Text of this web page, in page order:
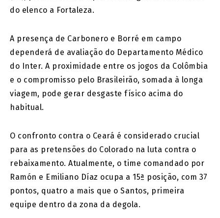
do elenco a Fortaleza.
A presença de Carbonero e Borré em campo
dependerá de avaliação do Departamento Médico
do Inter. A proximidade entre os jogos da Colômbia
e o compromisso pelo Brasileirão, somada à longa
viagem, pode gerar desgaste físico acima do
habitual.
O confronto contra o Ceará é considerado crucial
para as pretensões do Colorado na luta contra o
rebaixamento. Atualmente, o time comandado por
Ramón e Emiliano Díaz ocupa a 15ª posição, com 37
pontos, quatro a mais que o Santos, primeira
equipe dentro da zona da degola.